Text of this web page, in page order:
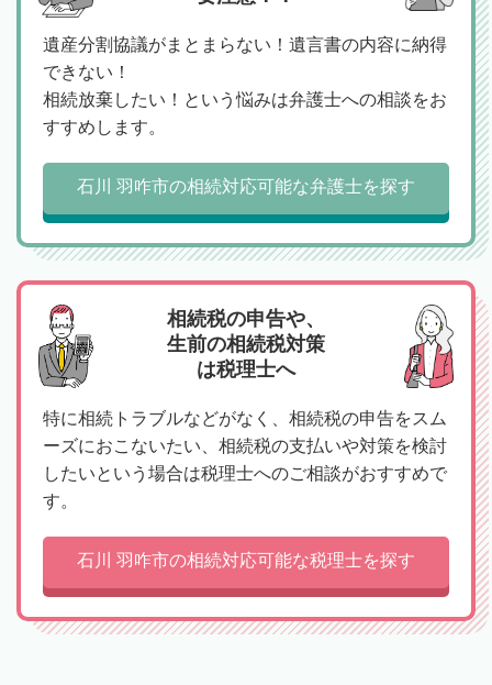
遺産分割協議がまとまらない！遺言書の内容に納得
できない！
相続放棄したい！という悩みは弁護士への相談をお
すすめします。
石川 羽咋市の相続対応可能な弁護士を探す
相続税の申告や、
生前の相続税対策
は税理士へ
特に相続トラブルなどがなく、相続税の申告をスム
ーズにおこないたい、相続税の支払いや対策を検討
したいという場合は税理士へのご相談がおすすめで
す。
石川 羽咋市の相続対応可能な税理士を探す